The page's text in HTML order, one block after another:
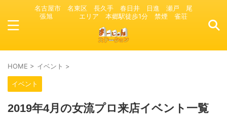
名古屋市 名東区 長久手 春日井 日進 瀬戸 尾
張旭 エリア 本郷駅徒歩1分 禁煙 雀荘
HOME > イベント >
イベント
2019年4月の女流プロ来店イベント一覧